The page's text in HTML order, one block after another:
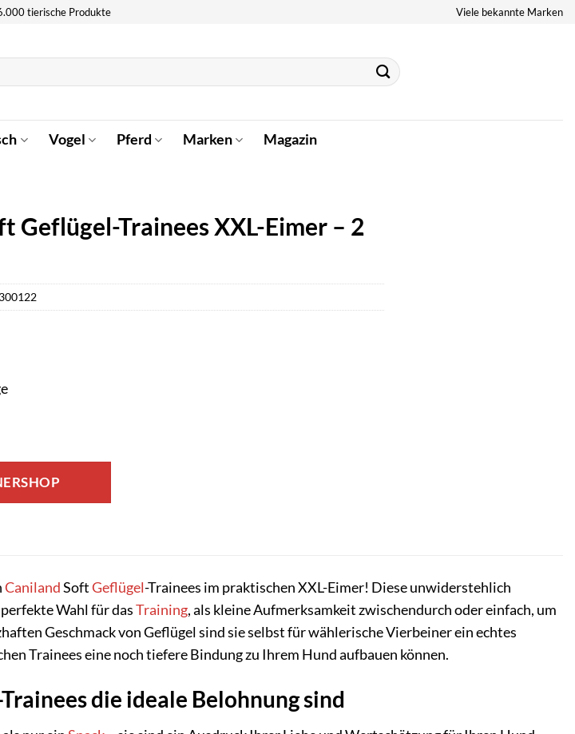
tierische Produkte Viele bekannte Marken
Vogel Pferd Marken Magazin
Geflügel-Trainees XXL-Eimer – 2
CanilandSoftGeflügel-Trainees im praktischen XXL-Eimer! Diese unwiderstehlich
Wahl für dasTraining, als kleine Aufmerksamkeit zwischendurch oder einfach, um
Geschmack von Geflügel sind sie selbst für wählerische Vierbeiner ein echtes
Trainees eine noch tiefere Bindung zu Ihrem Hund aufbauen können.
die ideale Belohnung sind